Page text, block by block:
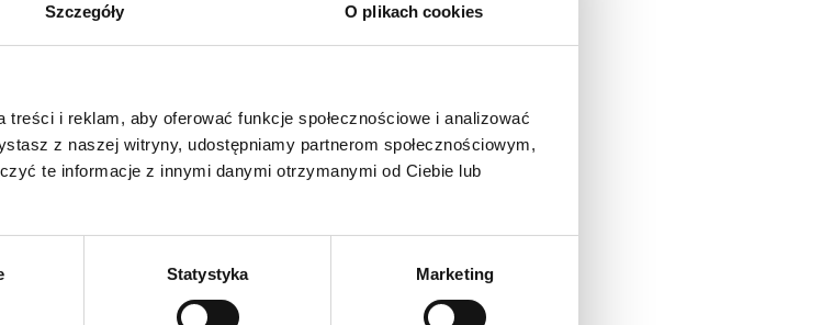
Szczegóły O plikach cookies
i reklam, aby oferować funkcje społecznościowe i analizować
z naszej witryny, udostępniamy partnerom społecznościowym,
te informacje z innymi danymi otrzymanymi od Ciebie lub
Statystyka Marketing